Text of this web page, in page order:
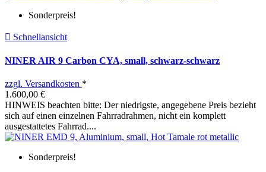
Sonderpreis!
 Schnellansicht
NINER AIR 9 Carbon CYA, small, schwarz-schwarz
zzgl. Versandkosten *
1.600,00 €
HINWEIS beachten bitte: Der niedrigste, angegebene Preis bezieht
sich auf einen einzelnen Fahrradrahmen, nicht ein komplett
ausgestattetes Fahrrad....
Sonderpreis!